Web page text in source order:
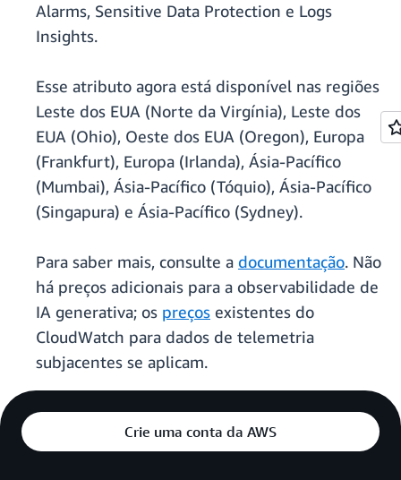
Alarms, Sensitive Data Protection e Logs
Insights.
Esse atributo agora está disponível nas regiões
Leste dos EUA (Norte da Virgínia), Leste dos
EUA (Ohio), Oeste dos EUA (Oregon), Europa
(Frankfurt), Europa (Irlanda), Ásia-Pacífico
(Mumbai), Ásia-Pacífico (Tóquio), Ásia-Pacífico
(Singapura) e Ásia-Pacífico (Sydney).
Para saber mais, consulte a documentação. Não
há preços adicionais para a observabilidade de
IA generativa; os preços existentes do
CloudWatch para dados de telemetria
subjacentes se aplicam.
Crie uma conta da AWS